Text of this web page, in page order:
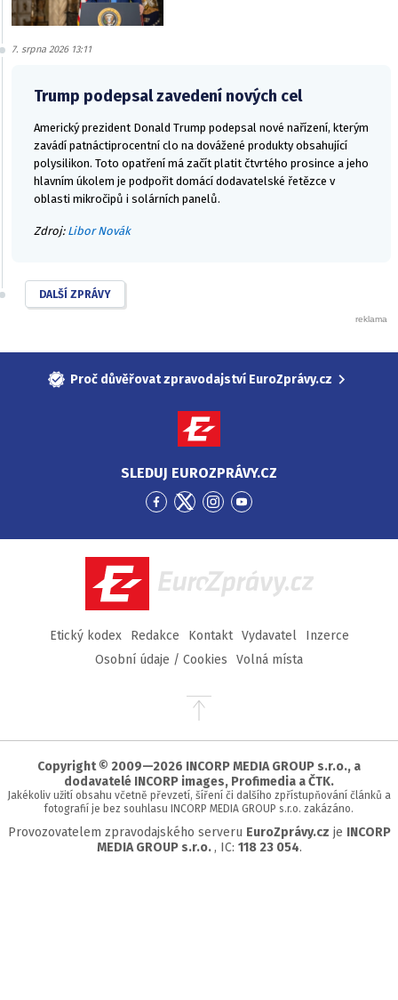
7. srpna 2026 13:11
Trump podepsal zavedení nových cel
Americký prezident Donald Trump podepsal nové nařízení, kterým
zavádí patnáctiprocentní clo na dovážené produkty obsahující
polysilikon. Toto opatření má začít platit čtvrtého prosince a jeho
hlavním úkolem je podpořit domácí dodavatelské řetězce v
oblasti mikročipů i solárních panelů.
Zdroj: Libor Novák
DALŠÍ ZPRÁVY
Proč důvěřovat zpravodajství EuroZprávy.cz
SLEDUJ EUROZPRÁVY.CZ
Přejít
Facebook
Přejít
Twitter
Přejít
Instagram
Přejít
YouTube
EuroZprávy.cz
Etický kodex Redakce Kontakt Vydavatel
Inzerce
Osobní údaje / Cookies
Volná místa
Přejít
stránky
Copyright © 2009—2026 INCORP MEDIA GROUP s.r.o., a
dodavatelé INCORP images, Profimedia a ČTK.
Jakékoliv užití obsahu včetně převzetí, šíření či dalšího zpřístupňování článků a
fotografií je bez souhlasu INCORP MEDIA GROUP s.r.o. zakázáno.
Provozovatelem zpravodajského serveru EuroZprávy.cz je INCORP
MEDIA GROUP s.r.o. , IC: 118 23 054.